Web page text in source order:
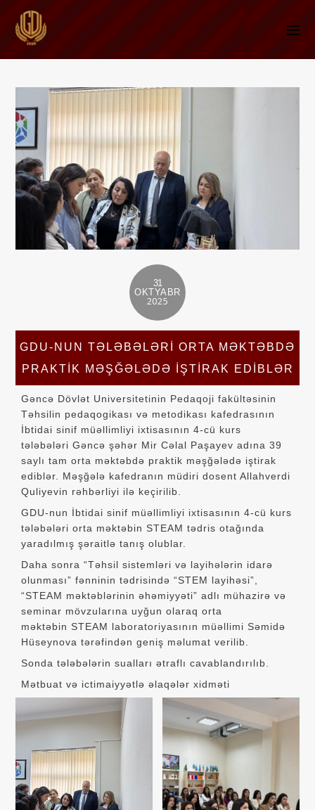
31
OKTYABR
2025
GDU-NUN TƏLƏBƏLƏRI ORTA MƏKTƏBDƏ
PRAKTIK MƏŞĞƏLƏDƏ IŞTIRAK EDIBLƏR
Gəncə Dövlət Universitetinin Pedaqoji fakültəsinin
Təhsilin pedaqogikası və metodikası kafedrasının
İbtidai sinif müəllimliyi ixtisasının 4-cü kurs
tələbələri Gəncə şəhər Mir Cəlal Paşayev adına 39
saylı tam orta məktəbdə praktik məşğələdə iştirak
ediblər. Məşğələ kafedranın müdiri dosent Allahverdi
Quliyevin rəhbərliyi ilə keçirilib.
GDU-nun İbtidai sinif müəllimliyi ixtisasının 4-cü kurs
tələbələri orta məktəbin STEAM tədris otağında
yaradılmış şəraitlə tanış olublar.
Daha sonra “Təhsil sistemləri və layihələrin idarə
olunması” fənninin tədrisində “STEM layihəsi”,
“STEAM məktəblərinin əhəmiyyəti” adlı mühazirə və
seminar mövzularına uyğun olaraq orta
məktəbin STEAM laboratoriyasının müəllimi Səmidə
Hüseynova tərəfindən geniş məlumat verilib.
Sonda tələbələrin sualları ətraflı cavablandırılıb.
Mətbuat və ictimaiyyətlə əlaqələr xidməti